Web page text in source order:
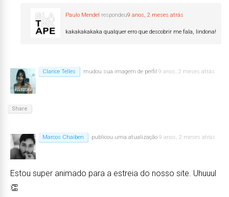
Paulo Mendel respondeu9 anos, 2 meses atrás
kakakakakaka qualquer erro que descobrir me fala, lindona!
Clarice Telles mudou sua imagem de perfil 9 anos, 2 meses atrás
Share
Marcos Chaiben publicou uma atualização 9 anos, 2 meses atrás
Estou super animado para a estreia do nosso site. Uhuuul
👏